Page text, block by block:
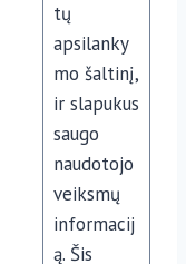
tų
apsilanky
mo šaltinį,
ir slapukus
saugo
naudotojo
veiksmų
informacij
ą. Šis